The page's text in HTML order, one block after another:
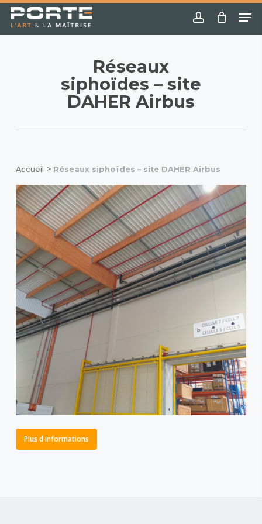
Skip
main
account
Réseaux
siphoïdes – site
DAHER Airbus
Accueil > Réseaux siphoïdes – site DAHER Airbus
Plus d'informations